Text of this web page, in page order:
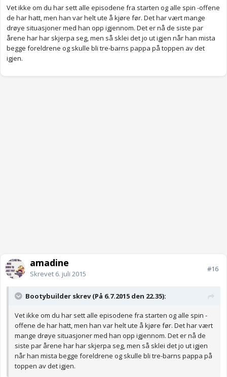
Vet ikke om du har sett alle episodene fra starten og alle spin -offene
de har hatt, men han var helt ute å kjøre før. Det har vært mange
drøye situasjoner med han opp igjennom. Det er nå de siste par
årene har har skjerpa seg, men så sklei det jo ut igjen når han mista
begge foreldrene og skulle bli tre-barns pappa på toppen av det
igjen.
amadine
Skrevet 6. juli 2015
#16
Bootybuilder skrev (På 6.7.2015 den 22.35):
Vet ikke om du har sett alle episodene fra starten og alle spin -
offene de har hatt, men han var helt ute å kjøre før. Det har vært
mange drøye situasjoner med han opp igjennom. Det er nå de
siste par årene har har skjerpa seg, men så sklei det jo ut igjen
når han mista begge foreldrene og skulle bli tre-barns pappa på
toppen av det igjen.